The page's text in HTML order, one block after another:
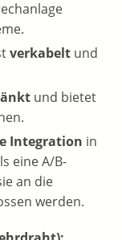
verkabelt und
und bietet
Integration in
eine A/B-
an die
werden.